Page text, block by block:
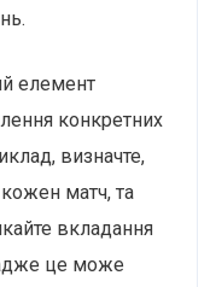
елемент
конкретних
визначте,
кожен матч, та
вкладання
це може